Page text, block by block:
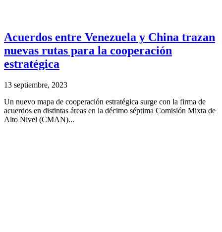
Acuerdos entre Venezuela y China trazan
nuevas rutas para la cooperación
estratégica
13 septiembre, 2023
Un nuevo mapa de cooperación estratégica surge con la firma de
acuerdos en distintas áreas en la décimo séptima Comisión Mixta de
Alto Nivel (CMAN)...